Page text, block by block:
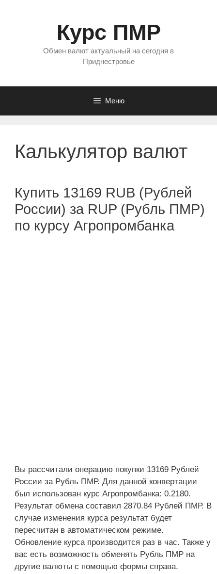
Курс ПМР
Обмен валют актуальный на сегодня в
Приднестровье
Меню
Калькулятор валют
Купить 13169 RUB (Рублей
России) за RUP (Рубль ПМР)
по курсу Агропромбанка
Вы рассчитали операцию покупки 13169 Рублей
России за Рубль ПМР. Для данной конвертации
был использован курс Агропромбанка: 0.2180.
Результат обмена составил 2870.84 Рублей ПМР. В
случае изменения курса результат будет
пересчитан в автоматическом режиме.
Обновление курса производится раз в час. Также у
вас есть возможность обменять Рубль ПМР на
другие валюты с помощью формы справа.